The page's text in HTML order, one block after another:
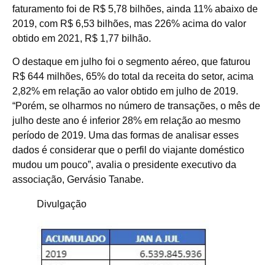
faturamento foi de R$ 5,78 bilhões, ainda 11% abaixo de
2019, com R$ 6,53 bilhões, mas 226% acima do valor
obtido em 2021, R$ 1,77 bilhão.
O destaque em julho foi o segmento aéreo, que faturou
R$ 644 milhões, 65% do total da receita do setor, acima
2,82% em relação ao valor obtido em julho de 2019.
“Porém, se olharmos no número de transações, o mês de
julho deste ano é inferior 28% em relação ao mesmo
período de 2019. Uma das formas de analisar esses
dados é considerar que o perfil do viajante doméstico
mudou um pouco”, avalia o presidente executivo da
associação, Gervásio Tanabe.
Divulgação